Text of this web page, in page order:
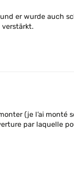
er wurde auch
verstärkt.
(je l’ai
par laquelle